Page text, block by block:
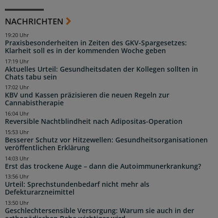
NACHRICHTEN
Praxisbesonderheiten in Zeiten des GKV-Spargesetzes:
Klarheit soll es in der kommenden Woche geben
19:20 Uhr
Aktuelles Urteil: Gesundheitsdaten der Kollegen sollten in
Chats tabu sein
17:19 Uhr
KBV und Kassen präzisieren die neuen Regeln zur
Cannabistherapie
17:02 Uhr
Reversible Nachtblindheit nach Adipositas-Operation
16:04 Uhr
Besserer Schutz vor Hitzewellen: Gesundheitsorganisationen
veröffentlichen Erklärung
15:53 Uhr
Erst das trockene Auge – dann die Autoimmunerkrankung?
14:03 Uhr
Urteil: Sprechstundenbedarf nicht mehr als
Defekturarzneimittel
13:56 Uhr
Geschlechtersensible Versorgung: Warum sie auch in der
13:50 Uhr